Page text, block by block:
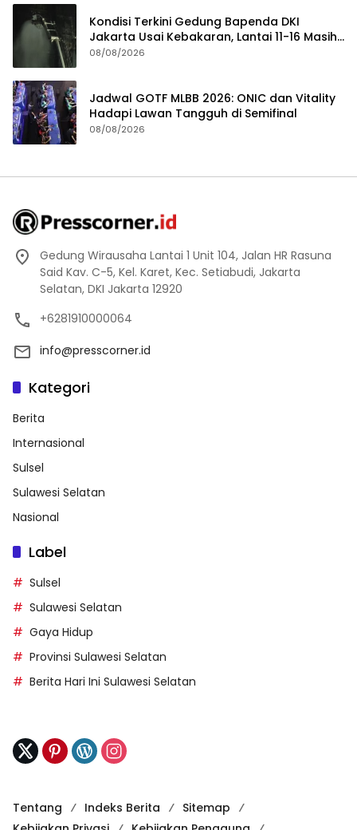
Kondisi Terkini Gedung Bapenda DKI
Jakarta Usai Kebakaran, Lantai 11-16 Masih
dalam Pendinginan
08/08/2026
Jadwal GOTF MLBB 2026: ONIC dan Vitality
Hadapi Lawan Tangguh di Semifinal
08/08/2026
Gedung Wirausaha Lantai 1 Unit 104, Jalan HR Rasuna
Said Kav. C-5, Kel. Karet, Kec. Setiabudi, Jakarta
Selatan, DKI Jakarta 12920
+6281910000064
info@presscorner.id
Kategori
Berita
Internasional
Sulsel
Sulawesi Selatan
Nasional
Label
Sulsel
Sulawesi Selatan
Gaya Hidup
Provinsi Sulawesi Selatan
Berita Hari Ini Sulawesi Selatan
Tentang Indeks Berita
Sitemap